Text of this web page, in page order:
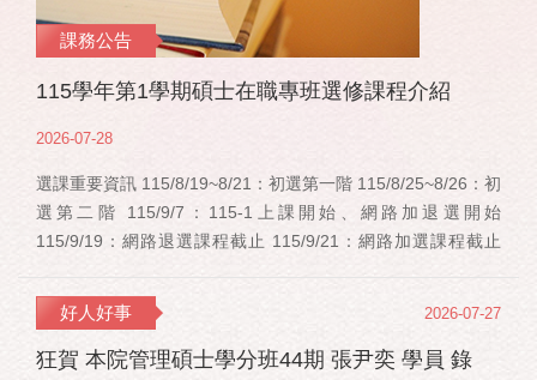
課務公告
115學年第1學期碩士在職專班選修課程介紹
2026-07-28
選課重要資訊 115/8/19~8/21：初選第一階 115/8/25~8/26：初
選第二階 115/9/7：115-1上課開始、網路加退選開始
115/9/19：網路退選課程截止 115/9/21：網路加選課程截止
【賽明成老師】 相關連結：週一：大局勢：美...
好人好事
狂賀 本院管理碩士學分班44期 張尹奕 學員 錄
2026-07-27